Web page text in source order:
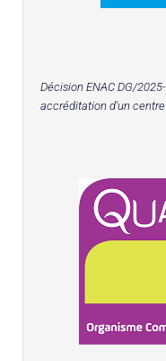
Décision ENAC DG/
accréditation d'un